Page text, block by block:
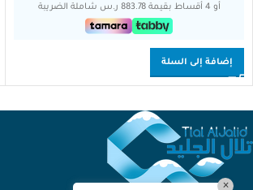
أو 4 أقساط بقيمة 883.78 ر.س شاملة الضريبة
إضافة إلى السلة
×